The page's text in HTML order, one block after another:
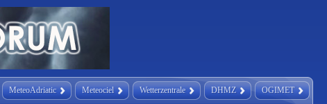
MeteoAdriatic Meteociel Wetterzentrale DHMZ OGIMET